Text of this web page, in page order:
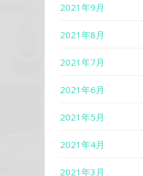
2021年9月
2021年8月
2021年7月
2021年6月
2021年5月
2021年4月
2021年3月